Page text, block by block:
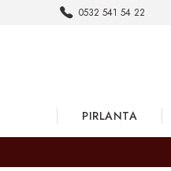
0532 541 54 22
PIRLANTA